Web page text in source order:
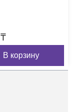
₸
В корзину